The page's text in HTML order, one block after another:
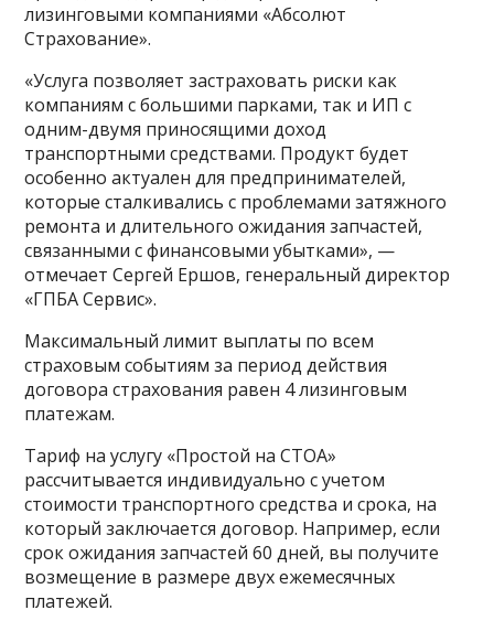
лизинговыми компаниями «Абсолют
Страхование».
«Услуга позволяет застраховать риски как
компаниям с большими парками, так и ИП с
одним-двумя приносящими доход
транспортными средствами. Продукт будет
особенно актуален для предпринимателей,
которые сталкивались с проблемами затяжного
ремонта и длительного ожидания запчастей,
связанными с финансовыми убытками», —
отмечает Сергей Ершов, генеральный директор
«ГПБА Сервис».
Максимальный лимит выплаты по всем
страховым событиям за период действия
договора страхования равен 4 лизинговым
платежам.
Тариф на услугу «Простой на СТОА»
рассчитывается индивидуально с учетом
стоимости транспортного средства и срока, на
который заключается договор. Например, если
срок ожидания запчастей 60 дней, вы получите
возмещение в размере двух ежемесячных
платежей.